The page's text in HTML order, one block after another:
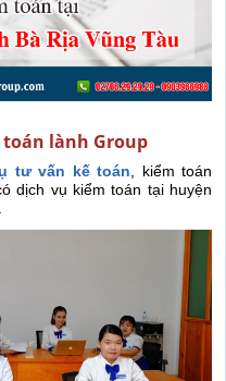
lành Group
tư vấn kế toán , kiểm toán
dịch vụ kiểm toán tại huyện